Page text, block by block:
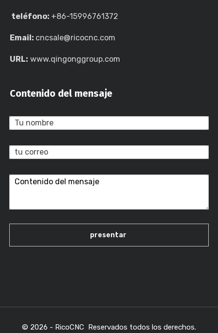
teléfono: +86-15996761372
Email: cncsale@ricocnc.com
URL: www.qingonggroup.com
Contenido del mensaje
© 2026 - RicoCNC Reservados todos los derechos.